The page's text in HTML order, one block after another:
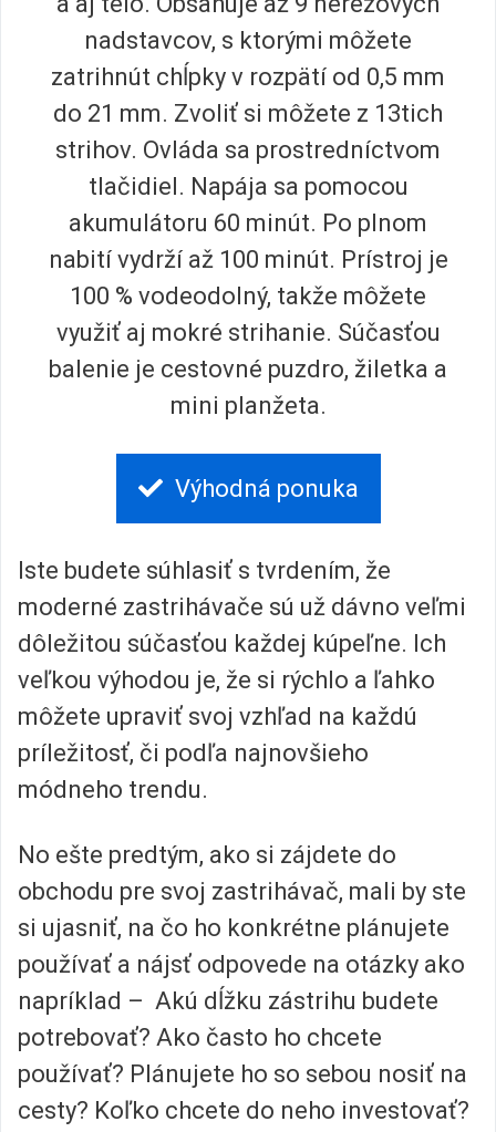
nadstavcov, s ktorými môžete
zatrihnút chĺpky v rozpätí od 0,5 mm
do 21 mm. Zvoliť si môžete z 13tich
strihov. Ovláda sa prostredníctvom
tlačidiel. Napája sa pomocou
akumulátoru 60 minút. Po plnom
nabití vydrží až 100 minút. Prístroj je
100 % vodeodolný, takže môžete
využiť aj mokré strihanie. Súčasťou
balenie je cestovné puzdro, žiletka a
mini planžeta.
Výhodná ponuka
Iste budete súhlasiť s tvrdením, že
moderné zastrihávače sú už dávno veľmi
dôležitou súčasťou každej kúpeľne. Ich
veľkou výhodou je, že si rýchlo a ľahko
môžete upraviť svoj vzhľad na každú
príležitosť, či podľa najnovšieho
módneho trendu.
No ešte predtým, ako si zájdete do
obchodu pre svoj zastrihávač, mali by ste
si ujasniť, na čo ho konkrétne plánujete
používať a nájsť odpovede na otázky ako
napríklad – Akú dĺžku zástrihu budete
potrebovať? Ako často ho chcete
používať? Plánujete ho so sebou nosiť na
cesty? Koľko chcete do neho investovať?